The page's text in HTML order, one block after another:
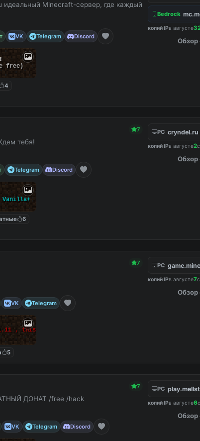
Minecraft-сервер, где каждый
VK Telegram Discord
free)
4
Bedrock
копий IPв августе
Обзор
7
тебя!
Telegram Discord
Vanilla+
6
PC cryndel.ru
копий IPв августе2
Обзор
7
VK Telegram
, this massage can be edited in config.
5
PC
копий IPв августе7
Обзор
7
ДОНАТ /free /hack
VK Telegram Discord
PC
копий IPв августе6
Обзор